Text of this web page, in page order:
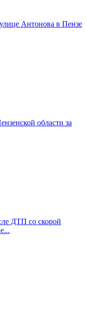
Антонова в Пензе
области за
ДТП со скорой